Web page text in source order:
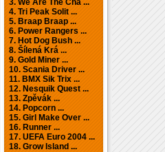
3. We Are The Cha ...
4. Tri Peak Solit ...
5. Braap Braap ...
6. Power Rangers ...
7. Hot Dog Bush ...
8. Šílená Krá ...
9. Gold Miner ...
10. Scania Driver ...
11. BMX Sik Trix ...
12. Nesquik Quest ...
13. Zpěvák ...
14. Popcorn ...
15. Girl Make Over ...
16. Runner ...
17. UEFA Euro 2004 ...
18. Grow Island ...